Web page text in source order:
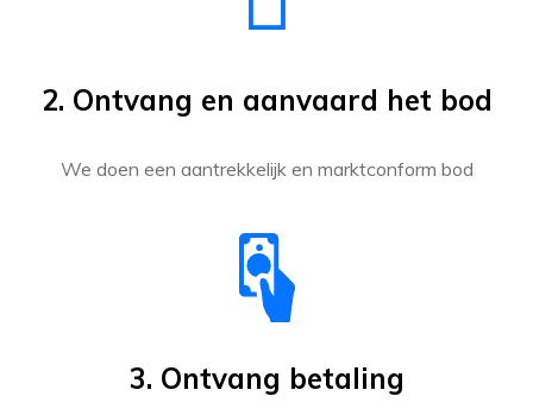
2. Ontvang en aanvaard het bod
We doen een aantrekkelijk en marktconform bod
3. Ontvang betaling